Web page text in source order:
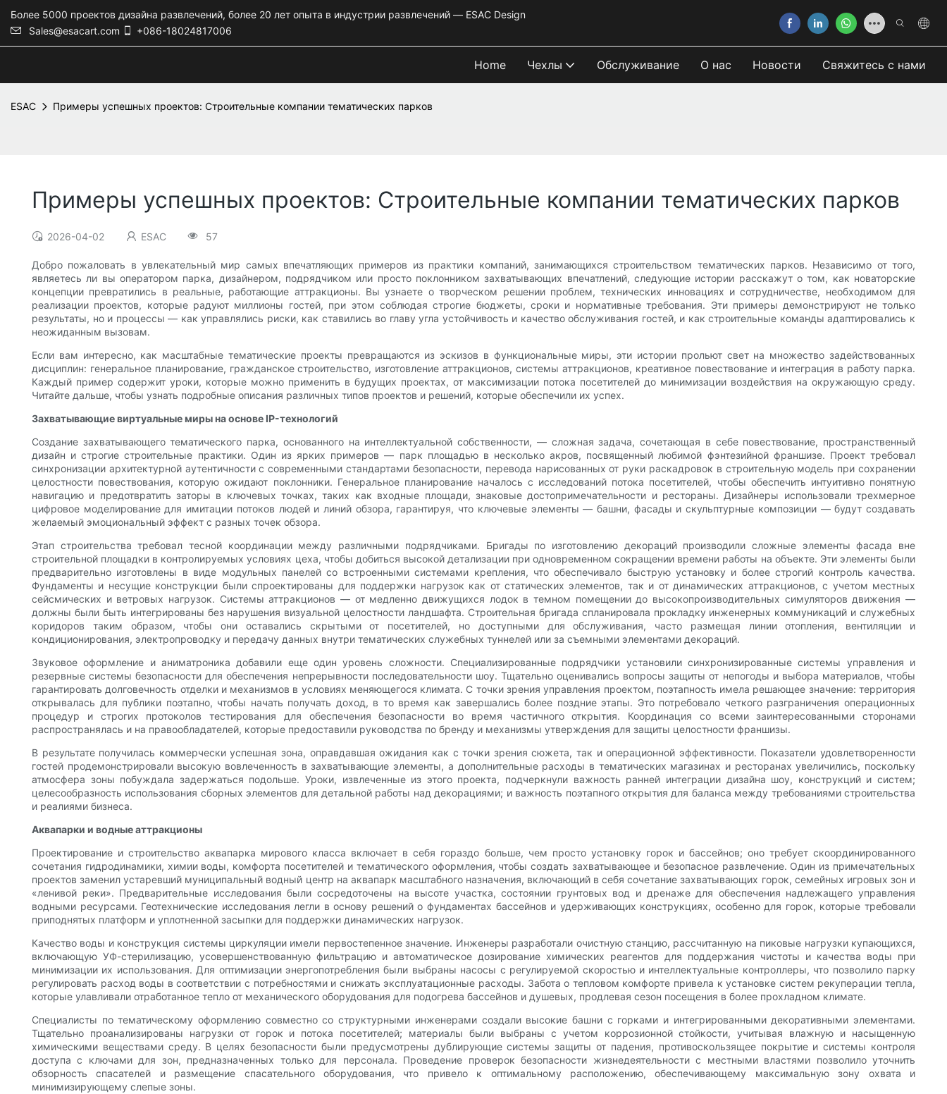
Более 5000 проектов дизайна развлечений, более 20 лет опыта в индустрии развлечений — ESAC Design
Sales@esacart.com
+086-18024817006
Home Чехлы Обслуживание О нас Новости Свяжитесь с нами
ESAC Примеры успешных проектов: Строительные компании тематических парков
Примеры успешных проектов: Строительные компании тематических парков
2026-04-02 ESAC 57
Добро пожаловать в увлекательный мир самых впечатляющих примеров из практики компаний, занимающихся строительством тематических парков. Независимо от того,
являетесь ли вы оператором парка, дизайнером, подрядчиком или просто поклонником захватывающих впечатлений, следующие истории расскажут о том, как новаторские
концепции превратились в реальные, работающие аттракционы. Вы узнаете о творческом решении проблем, технических инновациях и сотрудничестве, необходимом для
реализации проектов, которые радуют миллионы гостей, при этом соблюдая строгие бюджеты, сроки и нормативные требования. Эти примеры демонстрируют не только
результаты, но и процессы — как управлялись риски, как ставились во главу угла устойчивость и качество обслуживания гостей, и как строительные команды адаптировались к
неожиданным вызовам.
Если вам интересно, как масштабные тематические проекты превращаются из эскизов в функциональные миры, эти истории прольют свет на множество задействованных
дисциплин: генеральное планирование, гражданское строительство, изготовление аттракционов, системы аттракционов, креативное повествование и интеграция в работу парка.
Каждый пример содержит уроки, которые можно применить в будущих проектах, от максимизации потока посетителей до минимизации воздействия на окружающую среду.
Читайте дальше, чтобы узнать подробные описания различных типов проектов и решений, которые обеспечили их успех.
Захватывающие виртуальные миры на основе IP-технологий
Создание захватывающего тематического парка, основанного на интеллектуальной собственности, — сложная задача, сочетающая в себе повествование, пространственный
дизайн и строгие строительные практики. Один из ярких примеров — парк площадью в несколько акров, посвященный любимой фэнтезийной франшизе. Проект требовал
синхронизации архитектурной аутентичности с современными стандартами безопасности, перевода нарисованных от руки раскадровок в строительную модель при сохранении
целостности повествования, которую ожидают поклонники. Генеральное планирование началось с исследований потока посетителей, чтобы обеспечить интуитивно понятную
навигацию и предотвратить заторы в ключевых точках, таких как входные площади, знаковые достопримечательности и рестораны. Дизайнеры использовали трехмерное
цифровое моделирование для имитации потоков людей и линий обзора, гарантируя, что ключевые элементы — башни, фасады и скульптурные композиции — будут создавать
желаемый эмоциональный эффект с разных точек обзора.
Этап строительства требовал тесной координации между различными подрядчиками. Бригады по изготовлению декораций производили сложные элементы фасада вне
строительной площадки в контролируемых условиях цеха, чтобы добиться высокой детализации при одновременном сокращении времени работы на объекте. Эти элементы были
предварительно изготовлены в виде модульных панелей со встроенными системами крепления, что обеспечивало быструю установку и более строгий контроль качества.
Фундаменты и несущие конструкции были спроектированы для поддержки нагрузок как от статических элементов, так и от динамических аттракционов, с учетом местных
сейсмических и ветровых нагрузок. Системы аттракционов — от медленно движущихся лодок в темном помещении до высокопроизводительных симуляторов движения —
должны были быть интегрированы без нарушения визуальной целостности ландшафта. Строительная бригада спланировала прокладку инженерных коммуникаций и служебных
коридоров таким образом, чтобы они оставались скрытыми от посетителей, но доступными для обслуживания, часто размещая линии отопления, вентиляции и
кондиционирования, электропроводку и передачу данных внутри тематических служебных туннелей или за съемными элементами декораций.
Звуковое оформление и аниматроника добавили еще один уровень сложности. Специализированные подрядчики установили синхронизированные системы управления и
резервные системы безопасности для обеспечения непрерывности последовательности шоу. Тщательно оценивались вопросы защиты от непогоды и выбора материалов, чтобы
гарантировать долговечность отделки и механизмов в условиях меняющегося климата. С точки зрения управления проектом, поэтапность имела решающее значение: территория
открывалась для публики поэтапно, чтобы начать получать доход, в то время как завершались более поздние этапы. Это потребовало четкого разграничения операционных
процедур и строгих протоколов тестирования для обеспечения безопасности во время частичного открытия. Координация со всеми заинтересованными сторонами
распространялась и на правообладателей, которые предоставили руководства по бренду и механизмы утверждения для защиты целостности франшизы.
В результате получилась коммерчески успешная зона, оправдавшая ожидания как с точки зрения сюжета, так и операционной эффективности. Показатели удовлетворенности
гостей продемонстрировали высокую вовлеченность в захватывающие элементы, а дополнительные расходы в тематических магазинах и ресторанах увеличились, поскольку
атмосфера зоны побуждала задержаться подольше. Уроки, извлеченные из этого проекта, подчеркнули важность ранней интеграции дизайна шоу, конструкций и систем;
целесообразность использования сборных элементов для детальной работы над декорациями; и важность поэтапного открытия для баланса между требованиями строительства
и реалиями бизнеса.
Аквапарки и водные аттракционы
Проектирование и строительство аквапарка мирового класса включает в себя гораздо больше, чем просто установку горок и бассейнов; оно требует скоординированного
сочетания гидродинамики, химии воды, комфорта посетителей и тематического оформления, чтобы создать захватывающее и безопасное развлечение. Один из примечательных
проектов заменил устаревший муниципальный водный центр на аквапарк масштабного назначения, включающий в себя сочетание захватывающих горок, семейных игровых зон и
«ленивой реки». Предварительные исследования были сосредоточены на высоте участка, состоянии грунтовых вод и дренаже для обеспечения надлежащего управления
водными ресурсами. Геотехнические исследования легли в основу решений о фундаментах бассейнов и удерживающих конструкциях, особенно для горок, которые требовали
приподнятых платформ и уплотненной засыпки для поддержки динамических нагрузок.
Качество воды и конструкция системы циркуляции имели первостепенное значение. Инженеры разработали очистную станцию, рассчитанную на пиковые нагрузки купающихся,
включающую УФ-стерилизацию, усовершенствованную фильтрацию и автоматическое дозирование химических реагентов для поддержания чистоты и качества воды при
минимизации их использования. Для оптимизации энергопотребления были выбраны насосы с регулируемой скоростью и интеллектуальные контроллеры, что позволило парку
регулировать расход воды в соответствии с потребностями и снижать эксплуатационные расходы. Забота о тепловом комфорте привела к установке систем рекуперации тепла,
которые улавливали отработанное тепло от механического оборудования для подогрева бассейнов и душевых, продлевая сезон посещения в более прохладном климате.
Специалисты по тематическому оформлению совместно со структурными инженерами создали высокие башни с горками и интегрированными декоративными элементами.
Тщательно проанализированы нагрузки от горок и потока посетителей; материалы были выбраны с учетом коррозионной стойкости, учитывая влажную и насыщенную
химическими веществами среду. В целях безопасности были предусмотрены дублирующие системы защиты от падения, противоскользящее покрытие и системы контроля
доступа с ключами для зон, предназначенных только для персонала. Проведение проверок безопасности жизнедеятельности с местными властями позволило уточнить
обзорность спасателей и размещение спасательного оборудования, что привело к оптимальному расположению, обеспечивающему максимальную зону охвата и
минимизирующему слепые зоны.